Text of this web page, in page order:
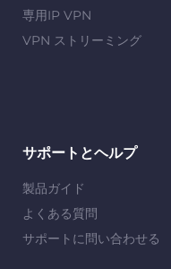
専用IP VPN
VPN ストリーミング
サポートとヘルプ
製品ガイド
よくある質問
サポートに問い合わせる